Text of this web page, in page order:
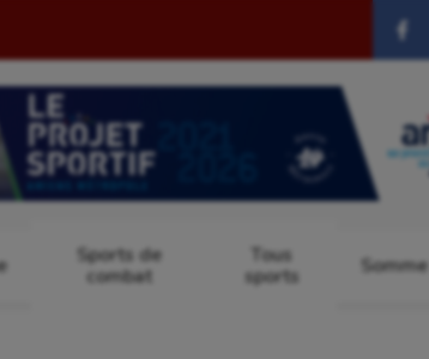
Sports de
combat
Tous
sports
Somme